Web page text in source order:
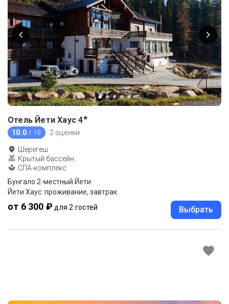
Отель Йети Хаус 4★
10.0 / 10 2 оценки
Шерегеш
Крытый бассейн
СПА-комплекс
Бунгало 2-местный Йети
Йети Хаус: проживание, завтрак
от 6 300 ₽ для 2 гостей Выбрать